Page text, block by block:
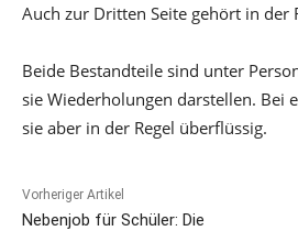
Auch zur Dritten Seite gehört in der
Beide Bestandteile sind unter
sie Wiederholungen darstellen. Bei
sie aber in der Regel überflüssig.
Vorheriger Artikel
Nebenjob für Schüler: Die